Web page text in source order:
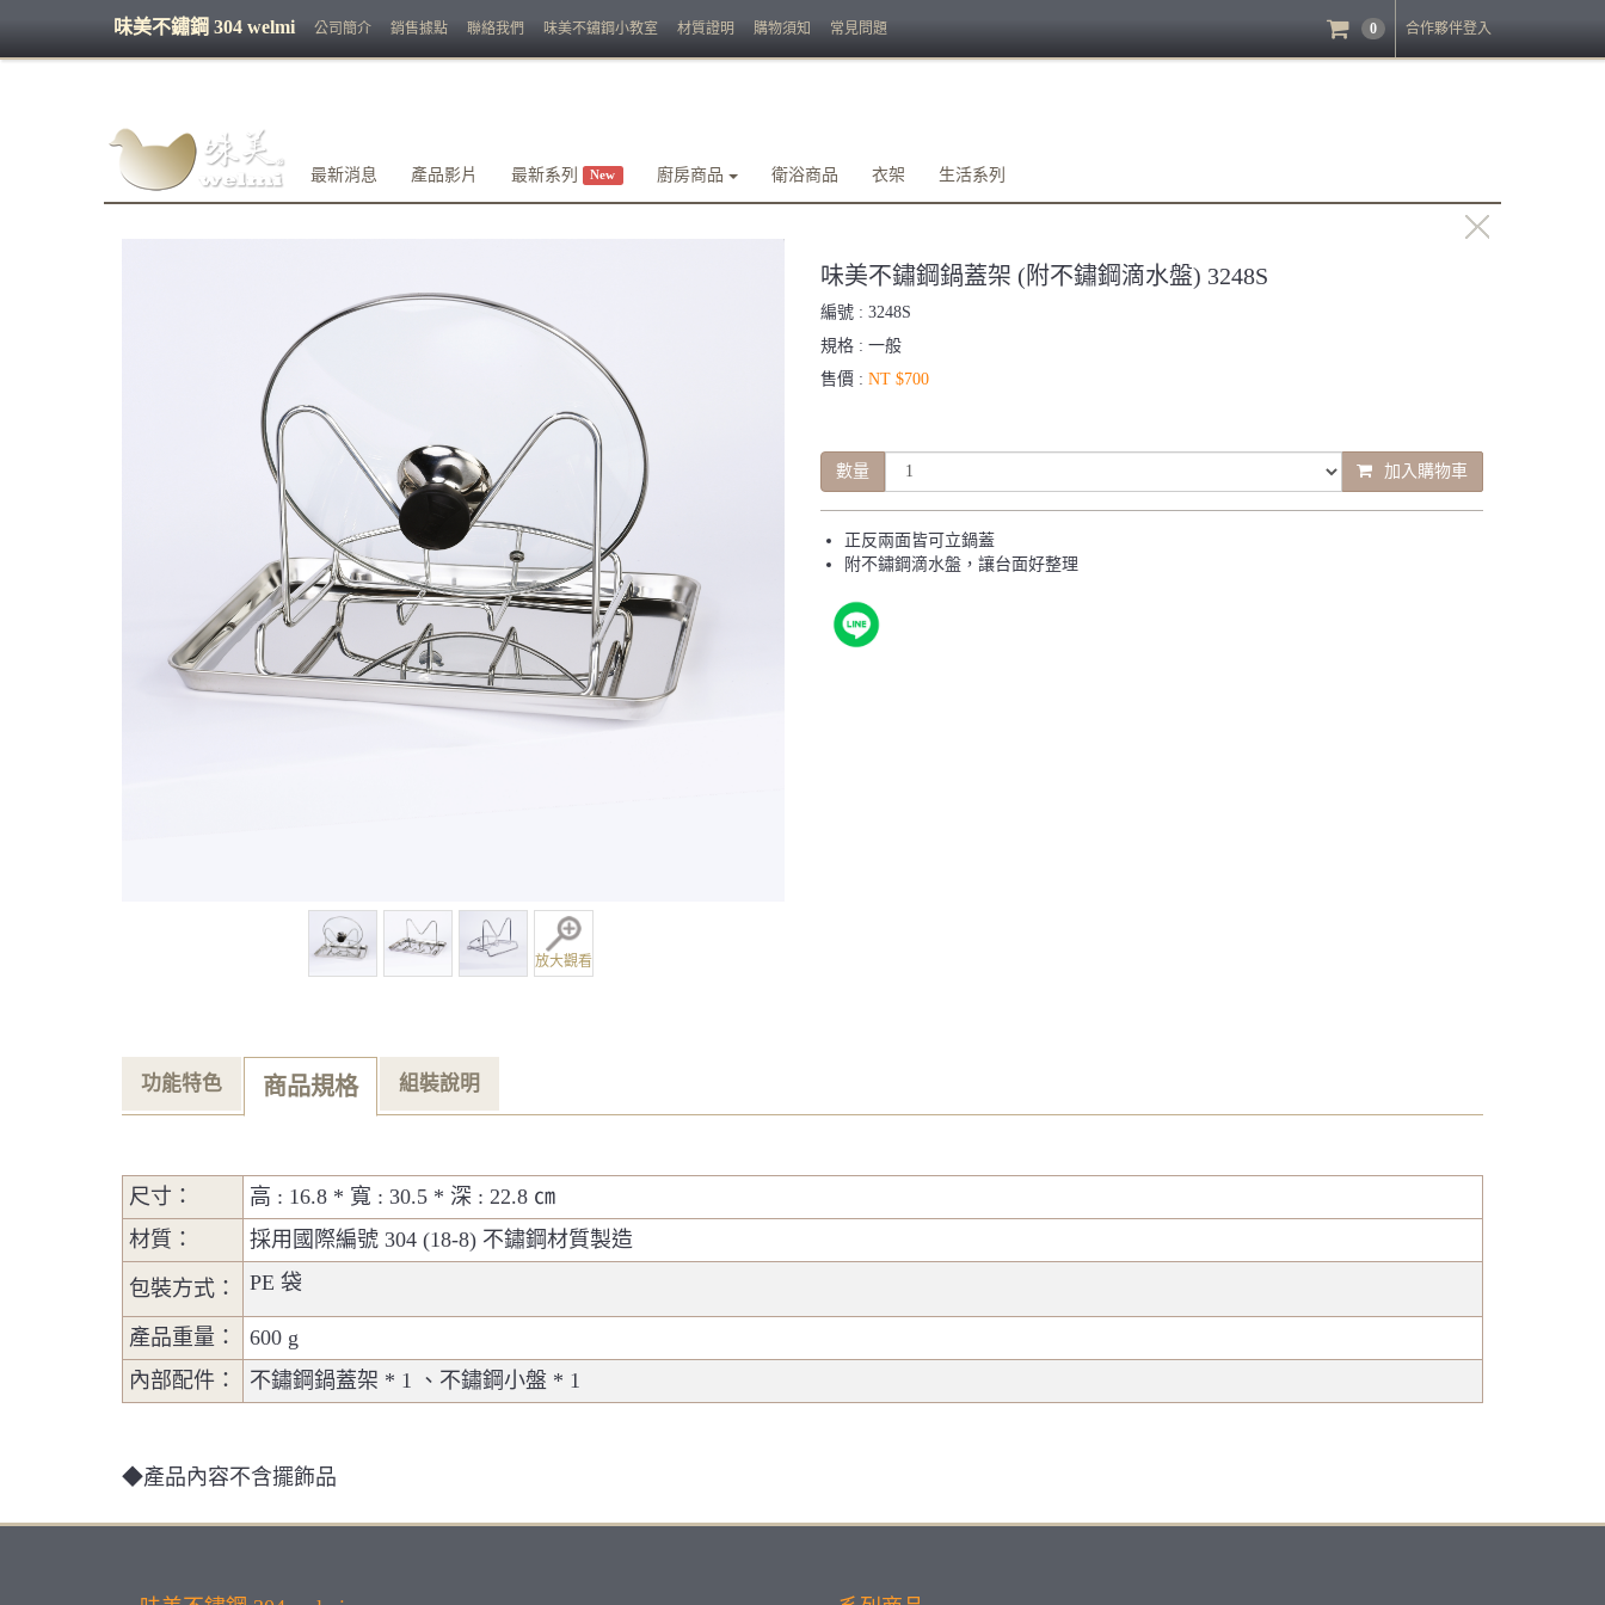
味美不鏽鋼 304 welmi 公司簡介 銷售據點 聯絡我們 味美不鏽鋼小教室 材質證明 購物須知 常見問題 0 合作夥伴登入
最新消息 產品影片 最新系列 New 廚房商品 衛浴商品 衣架 生活系列
放大觀看
味美不鏽鋼鍋蓋架 (附不鏽鋼滴水盤) 3248S
編號 : 3248S
規格 : 一般
售價 : NT $700
數量 加入購物車
正反兩面皆可立鍋蓋
附不鏽鋼滴水盤，讓台面好整理
功能特色 商品規格 組裝說明
尺寸：
高 : 16.8 * 寬 : 30.5 * 深 : 22.8 ㎝
材質：
採用國際編號 304 (18-8) 不鏽鋼材質製造
包裝方式： PE 袋
產品重量：
600 g
內部配件：
不鏽鋼鍋蓋架 * 1 、不鏽鋼小盤 * 1
◆產品內容不含擺飾品